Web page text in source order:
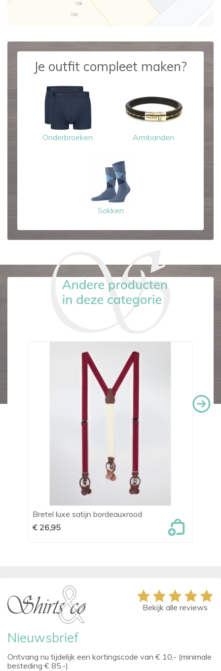
Je outfit compleet maken?
Onderbroeken Armbanden
Sokken
Bretel luxe satijn bordeauxrood
€ 26,95
Nieuwsbrief
Ontvang nu tijdelijk een kortingscode van € 10,- (minimale
besteding € 85,-).
Bekijk alle reviews